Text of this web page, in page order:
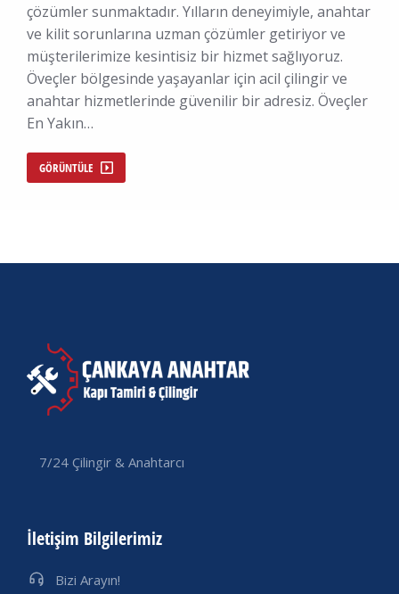
çözümler sunmaktadır. Yılların deneyimiyle, anahtar
ve kilit sorunlarına uzman çözümler getiriyor ve
müşterilerimize kesintisiz bir hizmet sağlıyoruz.
Öveçler bölgesinde yaşayanlar için acil çilingir ve
anahtar hizmetlerinde güvenilir bir adresiz. Öveçler
En Yakın…
GÖRÜNTÜLE
7/24 Çilingir & Anahtarcı
İletişim Bilgilerimiz
Bizi Arayın!